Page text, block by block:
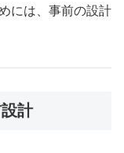
には、事前の設計
計